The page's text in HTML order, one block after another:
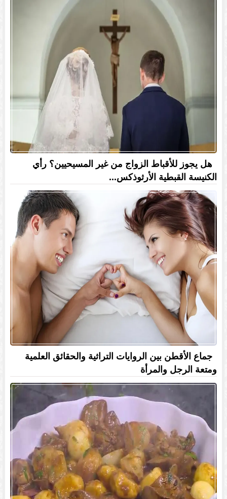
هل يجوز للأقباط الزواج من غير المسيحيين؟ رأي
الكنيسة القبطية الأرثوذكس...
جماع الأقطن بين الروايات التراثية والحقائق العلمية
ومتعة الرجل والمرأة